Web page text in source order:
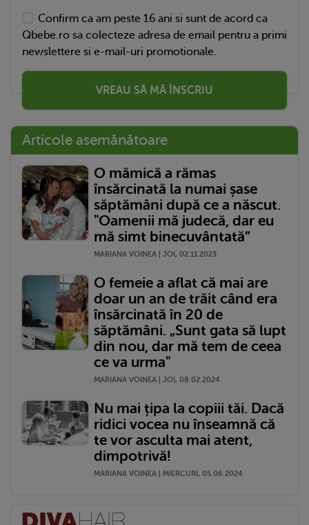
Confirm ca am peste 16 ani si sunt de acord ca
Qbebe.ro sa colecteze adresa de email pentru a primi
newslettere si e-mail-uri promotionale.
VREAU SĂ MĂ ÎNSCRIU
Articole asemănătoare
O mămică a rămas
însărcinată la numai șase
săptămâni după ce a născut.
"Oamenii mă judecă, dar eu
mă simt binecuvântată”
MARIANA VOINEA | JOI, 02.11.2023
O femeie a aflat că mai are
doar un an de trăit când era
însărcinată în 20 de
săptămâni. „Sunt gata să lupt
din nou, dar mă tem de ceea
ce va urma"
MARIANA VOINEA | JOI, 08.02.2024
Nu mai țipa la copiii tăi. Dacă
ridici vocea nu înseamnă că
te vor asculta mai atent,
dimpotrivă!
MARIANA VOINEA | MIERCURI, 05.06.2024